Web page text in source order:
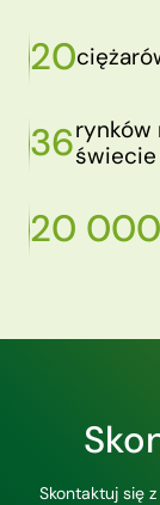
20
36rynków
świecie
20
Skontaktuj się